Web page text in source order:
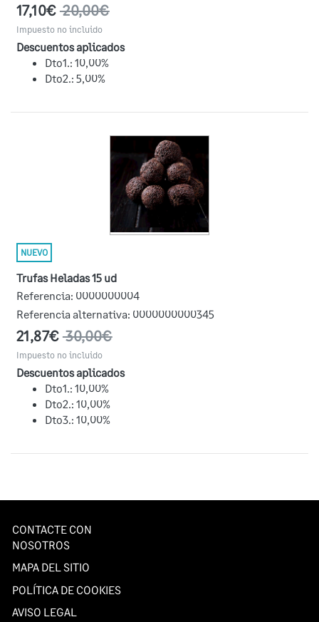
17,10€ 20,00€
Impuesto no incluido
Descuentos aplicados
Dto1.: 10,00%
Dto2.: 5,00%
NUEVO
Trufas Heladas 15 ud
Referencia: 0000000004
Referencia alternativa: 0000000000345
21,87€ 30,00€
Impuesto no incluido
Descuentos aplicados
Dto1.: 10,00%
Dto2.: 10,00%
Dto3.: 10,00%
CONTACTE CON
NOSOTROS
MAPA DEL SITIO
POLÍTICA DE COOKIES
AVISO LEGAL